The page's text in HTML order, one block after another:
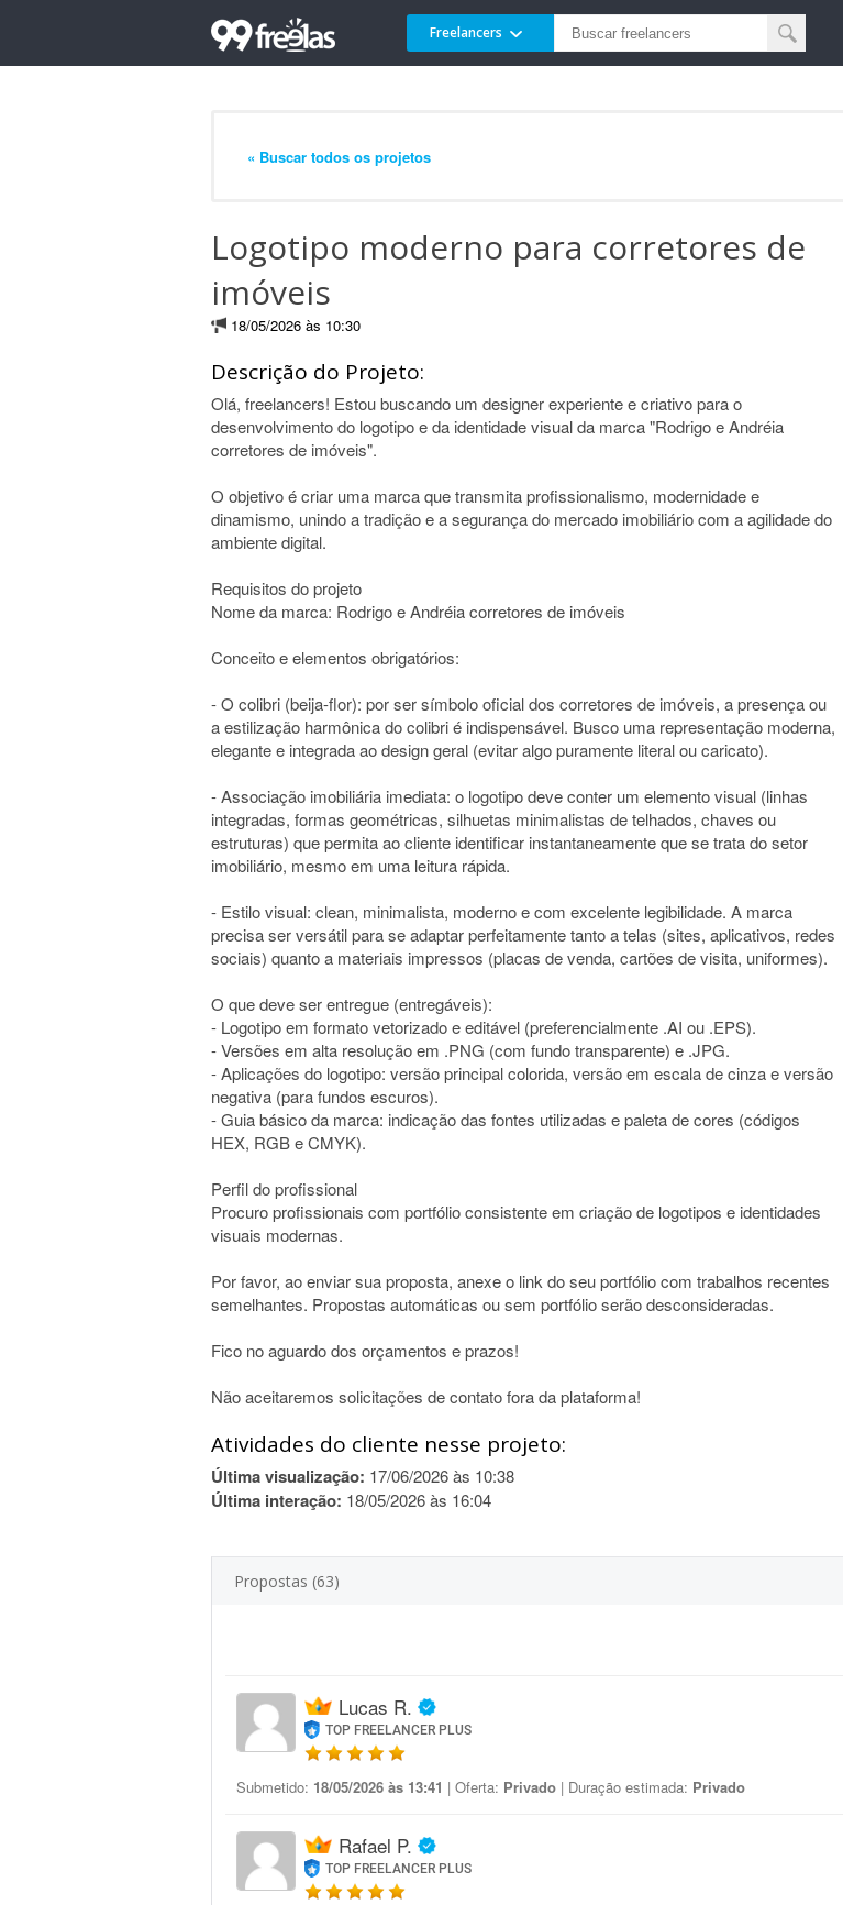
Freelancers
« Buscar todos os projetos
Logotipo moderno para corretores de
imóveis
18/05/2026 às 10:30
Descrição do Projeto:
Olá, freelancers! Estou buscando um designer experiente e criativo para o
desenvolvimento do logotipo e da identidade visual da marca "Rodrigo e Andréia
corretores de imóveis".
O objetivo é criar uma marca que transmita profissionalismo, modernidade e
dinamismo, unindo a tradição e a segurança do mercado imobiliário com a agilidade do
ambiente digital.
Requisitos do projeto
Nome da marca: Rodrigo e Andréia corretores de imóveis
Conceito e elementos obrigatórios:
- O colibri (beija-flor): por ser símbolo oficial dos corretores de imóveis, a presença ou
a estilização harmônica do colibri é indispensável. Busco uma representação moderna,
elegante e integrada ao design geral (evitar algo puramente literal ou caricato).
- Associação imobiliária imediata: o logotipo deve conter um elemento visual (linhas
integradas, formas geométricas, silhuetas minimalistas de telhados, chaves ou
estruturas) que permita ao cliente identificar instantaneamente que se trata do setor
imobiliário, mesmo em uma leitura rápida.
- Estilo visual: clean, minimalista, moderno e com excelente legibilidade. A marca
precisa ser versátil para se adaptar perfeitamente tanto a telas (sites, aplicativos, redes
sociais) quanto a materiais impressos (placas de venda, cartões de visita, uniformes).
O que deve ser entregue (entregáveis):
- Logotipo em formato vetorizado e editável (preferencialmente .AI ou .EPS).
- Versões em alta resolução em .PNG (com fundo transparente) e .JPG.
- Aplicações do logotipo: versão principal colorida, versão em escala de cinza e versão
negativa (para fundos escuros).
- Guia básico da marca: indicação das fontes utilizadas e paleta de cores (códigos
HEX, RGB e CMYK).
Perfil do profissional
Procuro profissionais com portfólio consistente em criação de logotipos e identidades
visuais modernas.
Por favor, ao enviar sua proposta, anexe o link do seu portfólio com trabalhos recentes
semelhantes. Propostas automáticas ou sem portfólio serão desconsideradas.
Fico no aguardo dos orçamentos e prazos!
Não aceitaremos solicitações de contato fora da plataforma!
Atividades do cliente nesse projeto:
Última visualização: 17/06/2026 às 10:38
Última interação: 18/05/2026 às 16:04
Propostas (63)
Lucas R.
TOP FREELANCER PLUS
Submetido: 18/05/2026 às 13:41 | Oferta: Privado | Duração estimada: Privado
Rafael P.
TOP FREELANCER PLUS